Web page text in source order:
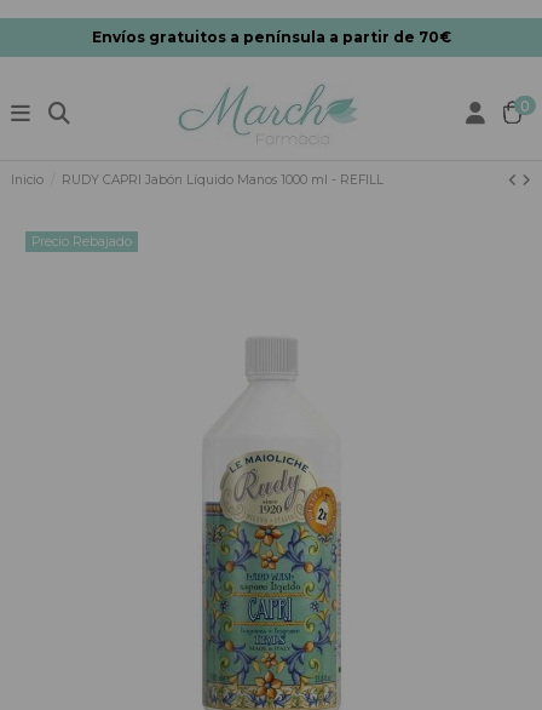
Envíos gratuitos a península a partir de 70€
0
Inicio RUDY CAPRI Jabón Líquido Manos 1000 ml - REFILL
Precio Rebajado